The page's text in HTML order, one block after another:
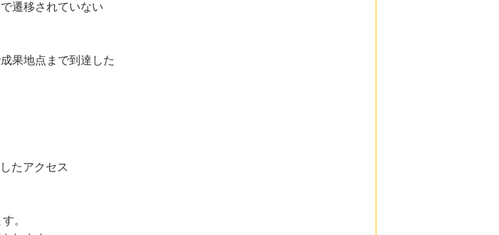
遷移されていない
果地点まで到達した
たアクセス
。